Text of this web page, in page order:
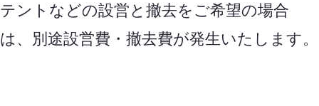
テントなどの設営と撤去をご希望の場合
は、別途設営費・撤去費が発生いたします。